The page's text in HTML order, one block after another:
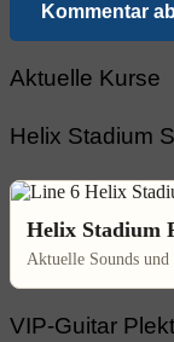
Kommentar
Aktuelle Kurse
Helix Stadium
Helix Stadium
Aktuelle Sounds
VIP-Guitar